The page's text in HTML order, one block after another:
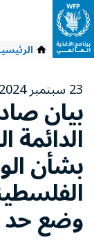
23 سبتمبر 2024
بيان
الدائمة
بشأن
وضع حد